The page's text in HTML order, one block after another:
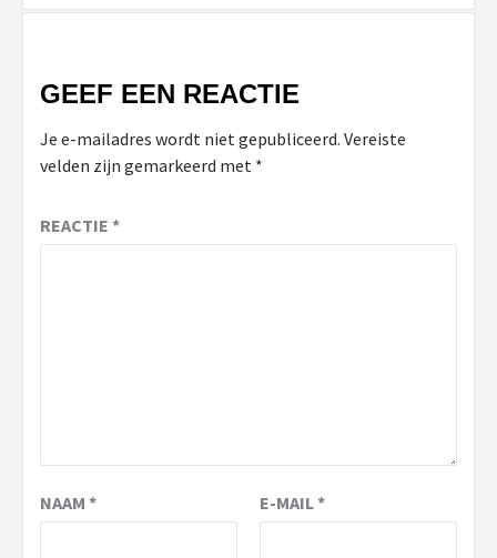
GEEF EEN REACTIE
Je e-mailadres wordt niet gepubliceerd. Vereiste
velden zijn gemarkeerd met *
REACTIE *
NAAM * E-MAIL*